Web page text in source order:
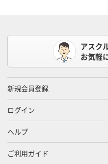
アスク
お気軽
新規会員登録
ログイン
ヘルプ
ご利用ガイド